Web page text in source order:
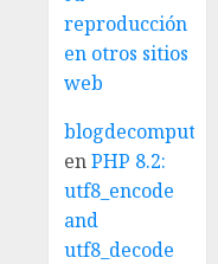
reproducción
en otros sitios
web
enPHP 8.2:
utf8_encode
and
utf8_decode